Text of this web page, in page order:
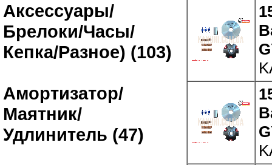
Аксессуары/
Брелоки/Часы/
Кепка/Разное) (103)
Амортизатор/
Маятник/
Удлинитель (47)